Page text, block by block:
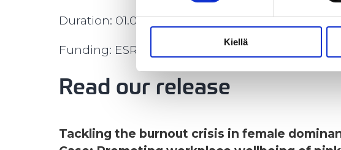
Kiellä
Duration: 01.09.2023 – 28.02.2026
Funding: ESR+, South Savo ELY Centre
Read our release
Tackling the burnout crisis in female